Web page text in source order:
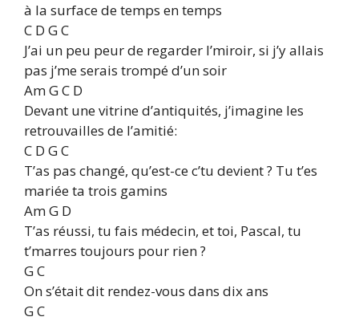
à la surface de temps en temps
C D G C
J’ai un peu peur de regarder l’miroir, si j’y allais
pas j’me serais trompé d’un soir
Am G C D
Devant une vitrine d’antiquités, j’imagine les
retrouvailles de l’amitié:
C D G C
T’as pas changé, qu’est-ce c’tu devient ? Tu t’es
mariée ta trois gamins
Am G D
T’as réussi, tu fais médecin, et toi, Pascal, tu
t’marres toujours pour rien ?
G C
On s’était dit rendez-vous dans dix ans
G C